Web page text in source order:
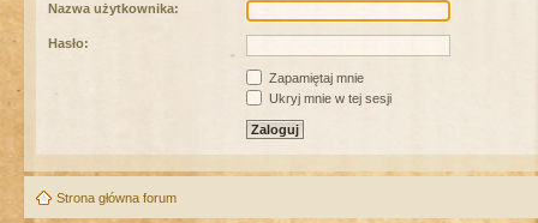
Nazwa użytkownika:
Hasło:
Zapamiętaj mnie
Ukryj mnie w tej sesji
Strona główna forum